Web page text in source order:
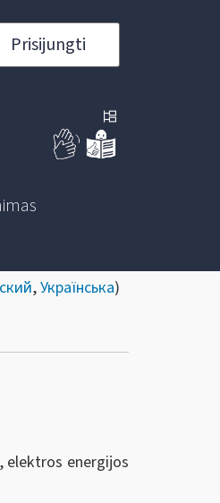
Prisijungti
,Українська)
elektros energijos